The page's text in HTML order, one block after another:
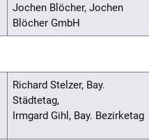
Jochen Blöcher, Jochen
Blöcher GmbH
Richard Stelzer, Bay.
Städtetag,
Irmgard Gihl, Bay. Bezirketag